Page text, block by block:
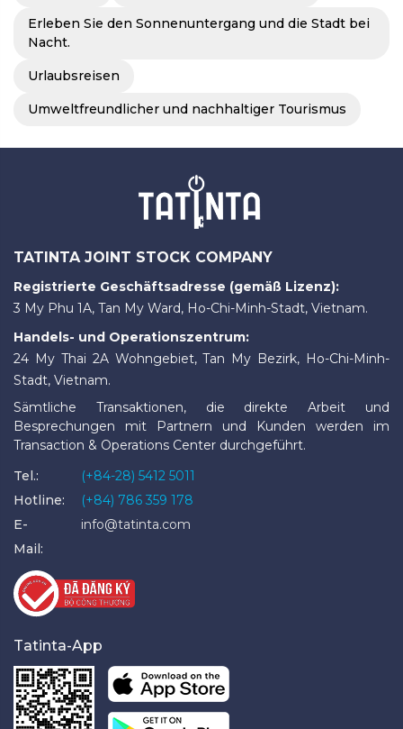
Erleben Sie den Sonnenuntergang und die Stadt bei
Nacht.
Urlaubsreisen
Umweltfreundlicher und nachhaltiger Tourismus
TATINTA JOINT STOCK COMPANY
Registrierte Geschäftsadresse (gemäß Lizenz):
3 My Phu 1A, Tan My Ward, Ho-Chi-Minh-Stadt, Vietnam.
Handels- und Operationszentrum:
24 My Thai 2A Wohngebiet, Tan My Bezirk, Ho-Chi-Minh-
Stadt, Vietnam.
Sämtliche Transaktionen, die direkte Arbeit und
Besprechungen mit Partnern und Kunden werden im
Transaction & Operations Center durchgeführt.
Tel.:
(+84-28) 5412 5011
Hotline:
(+84) 786 359 178
E-
Mail:
info@tatinta.com
Tatinta-App